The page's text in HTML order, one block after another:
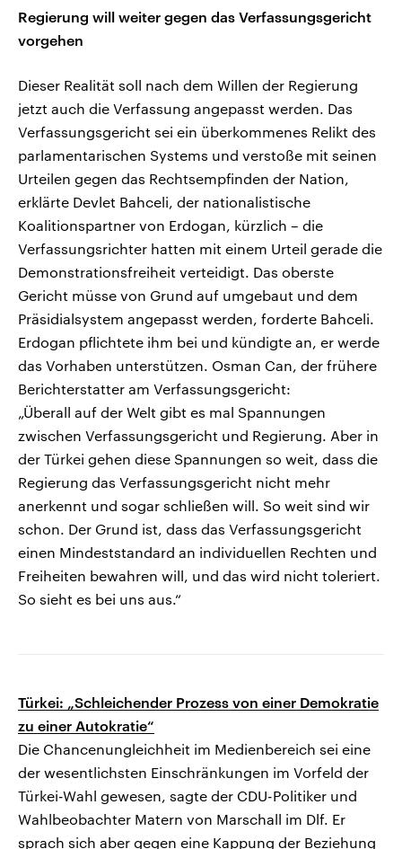
Regierung will weiter gegen das Verfassungsgericht
vorgehen
Dieser Realität soll nach dem Willen der Regierung
jetzt auch die Verfassung angepasst werden. Das
Verfassungsgericht sei ein überkommenes Relikt des
parlamentarischen Systems und verstoße mit seinen
Urteilen gegen das Rechtsempfinden der Nation,
erklärte Devlet Bahceli, der nationalistische
Koalitionspartner von Erdogan, kürzlich – die
Verfassungsrichter hatten mit einem Urteil gerade die
Demonstrationsfreiheit verteidigt. Das oberste
Gericht müsse von Grund auf umgebaut und dem
Präsidialsystem angepasst werden, forderte Bahceli.
Erdogan pflichtete ihm bei und kündigte an, er werde
das Vorhaben unterstützen. Osman Can, der frühere
Berichterstatter am Verfassungsgericht:
„Überall auf der Welt gibt es mal Spannungen
zwischen Verfassungsgericht und Regierung. Aber in
der Türkei gehen diese Spannungen so weit, dass die
Regierung das Verfassungsgericht nicht mehr
anerkennt und sogar schließen will. So weit sind wir
schon. Der Grund ist, dass das Verfassungsgericht
einen Mindeststandard an individuellen Rechten und
Freiheiten bewahren will, und das wird nicht toleriert.
So sieht es bei uns aus.“
Türkei: „Schleichender Prozess von einer Demokratie
zu einer Autokratie“
Die Chancenungleichheit im Medienbereich sei eine
der wesentlichsten Einschränkungen im Vorfeld der
Türkei-Wahl gewesen, sagte der CDU-Politiker und
Wahlbeobachter Matern von Marschall im Dlf. Er
sprach sich aber gegen eine Kappung der Beziehung